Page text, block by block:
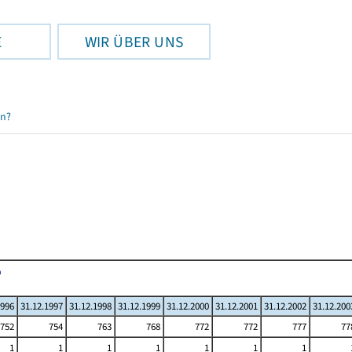
WIR ÜBER UNS
31.12.1997 31.12.1998 31.12.1999 31.12.2000 31.12.2001 31.12.2002
752 754 763 768 772 772 777
1 1 1 1 1 1 1